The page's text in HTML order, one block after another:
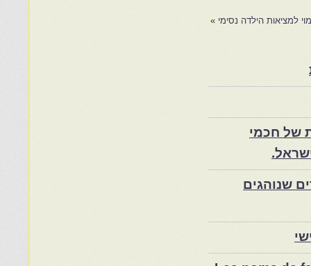
למציאות הילדה נסימי »
של חכמי
שנוהגים